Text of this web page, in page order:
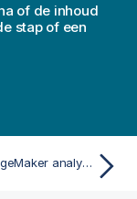
of de inhoud
stap of een
Amazon SageMaker analytics source